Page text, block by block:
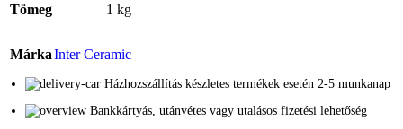
Tömeg 1 kg
MárkaInter Ceramic
Házhozszállítás készletes termékek esetén 2-5 munkanap
Bankkártyás, utánvétes vagy utalásos fizetési lehetőség